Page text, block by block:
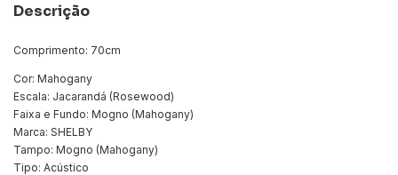
Descrição
Comprimento: 70cm
Cor: Mahogany
Escala: Jacarandá (Rosewood)
Faixa e Fundo: Mogno (Mahogany)
Marca: SHELBY
Tampo: Mogno (Mahogany)
Tipo: Acústico